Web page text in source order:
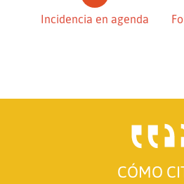
Incidencia en agenda
CÓMO